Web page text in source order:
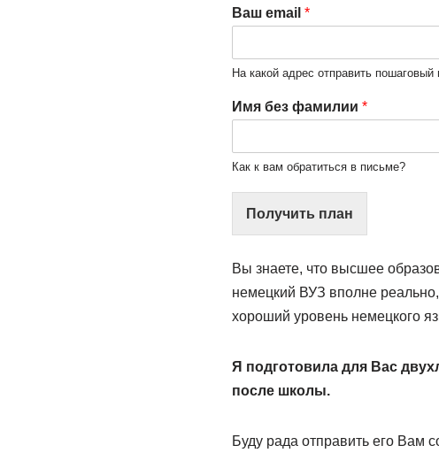
Ваш email *
На какой адрес отправить пошаговый
Имя без фамилии *
Как к вам обратиться в письме?
Получить план
Вы знаете, что высшее
немецкий ВУЗ вполне
хороший уровень немецкого
Я подготовила для Вас
после школы.
Буду рада отправить его Вам